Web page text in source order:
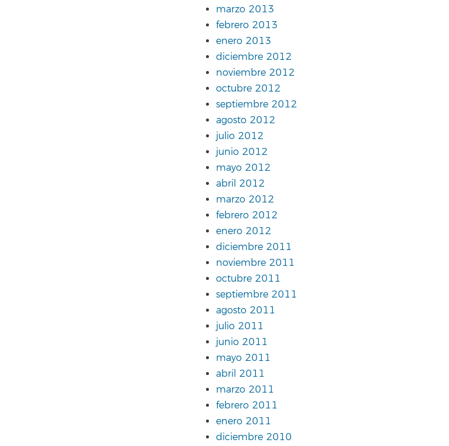
marzo 2013
febrero 2013
enero 2013
diciembre 2012
noviembre 2012
octubre 2012
septiembre 2012
agosto 2012
julio 2012
junio 2012
mayo 2012
abril 2012
marzo 2012
febrero 2012
enero 2012
diciembre 2011
noviembre 2011
octubre 2011
septiembre 2011
agosto 2011
julio 2011
junio 2011
mayo 2011
abril 2011
marzo 2011
febrero 2011
enero 2011
diciembre 2010